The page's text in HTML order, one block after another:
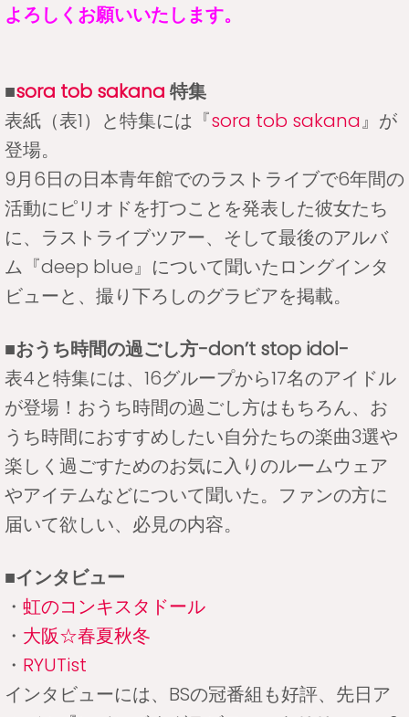
よろしくお願いいたします。
■sora tob sakana 特集
表紙（表1）と特集には『sora tob sakana』が
登場。
9月6日の日本青年館でのラストライブで6年間の
活動にピリオドを打つことを発表した彼女たち
に、ラストライブツアー、そして最後のアルバ
ム『deep blue』について聞いたロングインタ
ビューと、撮り下ろしのグラビアを掲載。
■おうち時間の過ごし方-don’t stop idol-
表4と特集には、16グループから17名のアイドル
が登場！おうち時間の過ごし方はもちろん、お
うち時間におすすめしたい自分たちの楽曲3選や
楽しく過ごすためのお気に入りのルームウェア
やアイテムなどについて聞いた。ファンの方に
届いて欲しい、必見の内容。
■インタビュー
・ 虹のコンキスタドール
・ 大阪☆春夏秋冬
・ RYUTist
インタビューには、BSの冠番組も好評、先日ア